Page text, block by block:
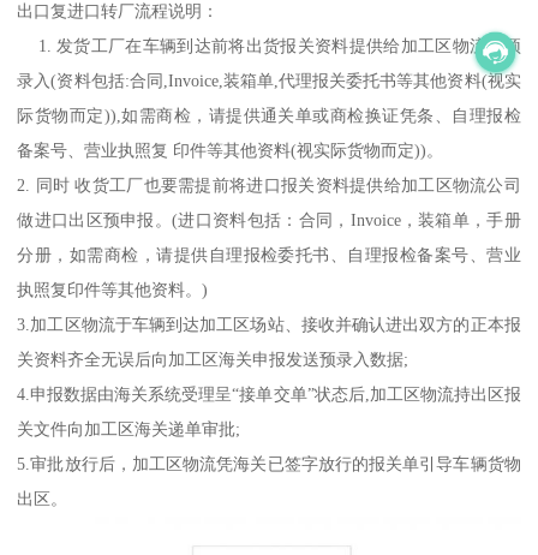
出口复进口转厂流程说明：
1. 发货工厂在车辆到达前将出货报关资料提供给加工区物流做预
录入(资料包括:合同,Invoice,装箱单,代理报关委托书等其他资料(视实
际货物而定)),如需商检，请提供通关单或商检换证凭条、自理报检
备案号、营业执照复 印件等其他资料(视实际货物而定))。
2. 同时 收货工厂也要需提前将进口报关资料提供给加工区物流公司
做进口出区预申报。(进口资料包括：合同，Invoice，装箱单，手册
分册，如需商检，请提供自理报检委托书、自理报检备案号、营业
执照复印件等其他资料。)
3.加工区物流于车辆到达加工区场站、接收并确认进出双方的正本报
关资料齐全无误后向加工区海关申报发送预录入数据;
4.申报数据由海关系统受理呈“接单交单”状态后,加工区物流持出区报
关文件向加工区海关递单审批;
5.审批放行后，加工区物流凭海关已签字放行的报关单引导车辆货物
出区。